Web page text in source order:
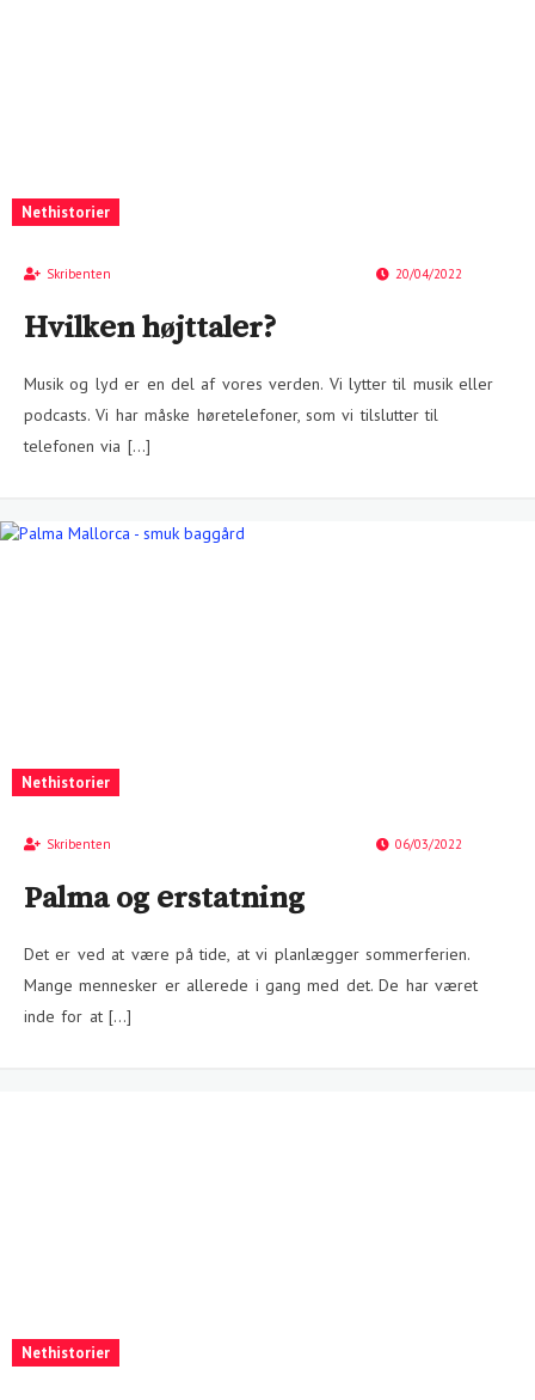
Nethistorier
Skribenten 20/04/2022
Hvilken højttaler?
Musik og lyd er en del af vores verden. Vi lytter til musik eller
podcasts. Vi har måske høretelefoner, som vi tilslutter til
telefonen via […]
Nethistorier
Skribenten 06/03/2022
Palma og erstatning
Det er ved at være på tide, at vi planlægger sommerferien.
Mange mennesker er allerede i gang med det. De har været
inde for at […]
Nethistorier